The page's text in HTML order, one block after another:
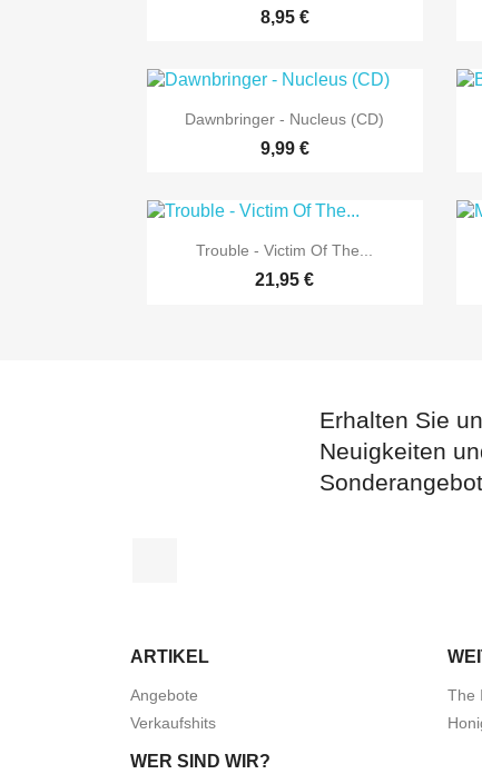
8,95 €
 Vorschau
Dawnbringer - Nucleus (CD)
9,99 €
 Vorschau
Trouble - Victim Of The...
21,95 €
Erhalten Sie
Neuigkeiten
ARTIKEL
Angebote
Verkaufshits
The
WER SIND WIR?